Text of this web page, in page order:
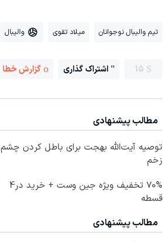
تیم والیبال نوجوانان میلاد تقوی والیبال
15 اشتراک گذاری گزارش خطا
مطالب پیشنهادی
توصیه آیت‌الله بهجت برای باطل کردن چشم
زخم
70% تخفیف ویژه جین وست + خرید در4
قسطه
مطالب پیشنهادی